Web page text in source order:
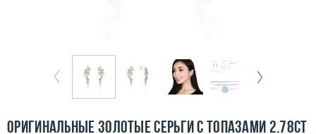
О компании
Оригинальные золотые серьги с топазами 2.78ct